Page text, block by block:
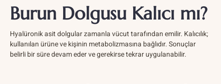
Burun Dolgusu Kalıcı mı?
Hyalüronik asit dolgular zamanla vücut tarafından emilir. Kalıcılık;
kullanılan ürüne ve kişinin metabolizmasına bağlıdır. Sonuçlar
belirli bir süre devam eder ve gerekirse tekrar uygulanabilir.